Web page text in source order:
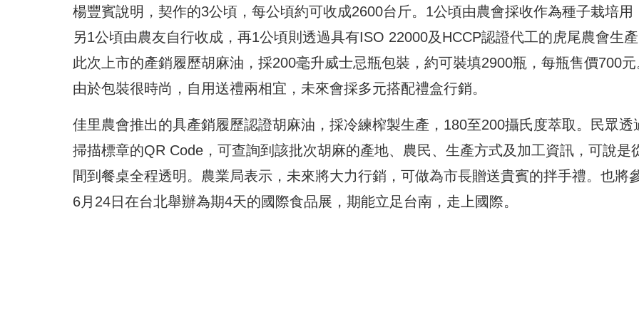
楊豐賓說明，契作的3公頃，每公頃約可收成2600台斤。1公頃由農會採收作為種子栽培用
另1公頃由農友自行收成，再1公頃則透過具有ISO 22000及HCCP認證代工的虎尾農會生產
此次上市的產銷履歷胡麻油，採200毫升威士忌瓶包裝，約可裝填2900瓶，每瓶售價700元
由於包裝很時尚，自用送禮兩相宜，未來會採多元搭配禮盒行銷。
佳里農會推出的具產銷履歷認證胡麻油，採冷練榨製生產，180至200攝氏度萃取。民眾透
掃描標章的QR Code，可查詢到該批次胡麻的產地、農民、生產方式及加工資訊，可說是
間到餐桌全程透明。農業局表示，未來將大力行銷，可做為市長贈送貴賓的拌手禮。也將
6月24日在台北舉辦為期4天的國際食品展，期能立足台南，走上國際。